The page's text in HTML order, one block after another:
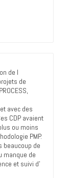
de l
de
avec des
CDP avaient
ou moins
PMP.
beaucoup de
manque de
et suivi d'